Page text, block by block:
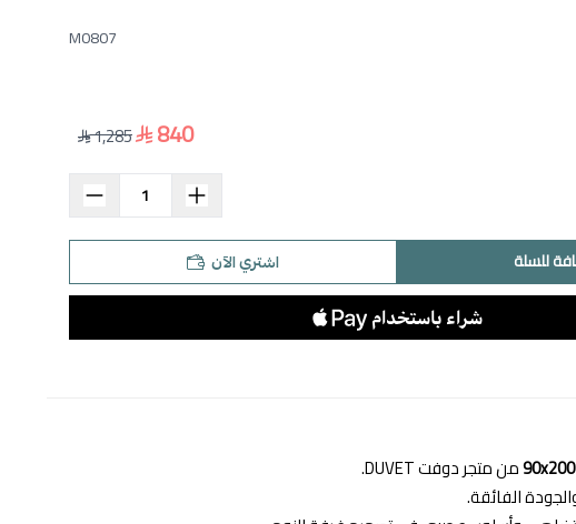
M0807
840
1,285
للسلة اشتري الآن
من متجر دوفت DUVET.
الفائقة.